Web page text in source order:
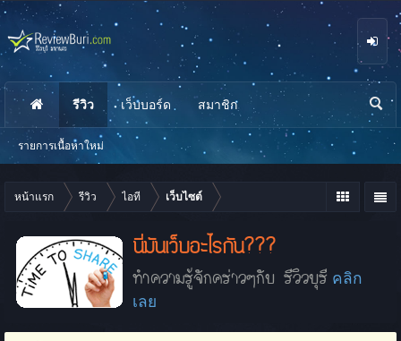
หน้าแรก รีวิว ไอที เว็บไซต์
นี่มันเว็บอะไรกัน???
ทำความรู้จักคร่าวๆกับ รีวิวบุรี คลิก
เลย
รีวิว
รายการเนื้อหาใหม่
เว็บบอร์ด สมาชิก
นห
า